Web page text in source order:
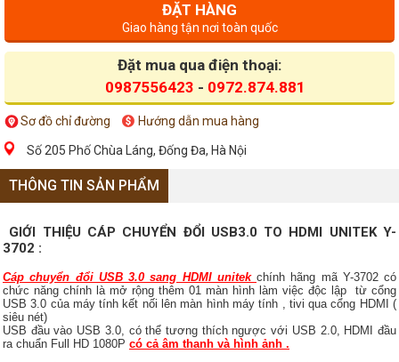
ĐẶT HÀNG
Giao hàng tận nơi toàn quốc
Đặt mua qua điện thoại:
0987556423 - 0972.874.881
Sơ đồ chỉ đường Hướng dẫn mua hàng
Số 205 Phố Chùa Láng, Đống Đa, Hà Nội
THÔNG TIN SẢN PHẨM
GIỚI THIỆU CÁP CHUYỂN ĐỔI USB3.0 TO HDMI UNITEK Y-
3702 :
Cáp chuyển đổi USB 3.0 sang HDMI unitek chính hãng mã Y-3702 có
chức năng chính là mở rộng thêm 01 màn hình làm việc độc lập từ cổng
USB 3.0 của máy tính kết nối lên màn hình máy tính , tivi qua cổng HDMI (
siêu nét)
USB đầu vào USB 3.0, có thể tương thích ngược với USB 2.0, HDMI đầu
ra chuẩn Full HD 1080P có cả âm thanh và hình ảnh .